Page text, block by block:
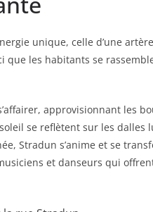
unique, celle d’une
que les habitants se
approvisionnant les
se reflètent sur les dalles
Stradun s’anime et se
et danseurs qui